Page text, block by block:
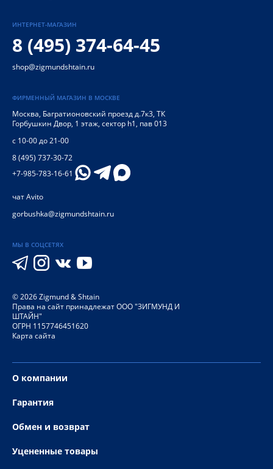
ИНТЕРНЕТ-МАГАЗИН
8 (495) 374-64-45
shop@zigmundshtain.ru
ФИРМЕННЫЙ МАГАЗИН В МОСКВЕ
Москва, Багратионовский проезд д.7к3, ТК
Горбушкин Двор, 1 этаж, сектор h1, пав 013
с 10-00 до 21-00
8 (495) 737-30-72
+7-985-783-16-61
чат Avito
gorbushka@zigmundshtain.ru
МЫ В СОЦСЕТЯХ
©2026Zigmund & Shtain
Права на сайт принадлежат ООО "ЗИГМУНД И
ШТАЙН"
ОГРН 1157746451620
Карта сайта
О компании
Гарантия
Обмен и возврат
Уцененные товары